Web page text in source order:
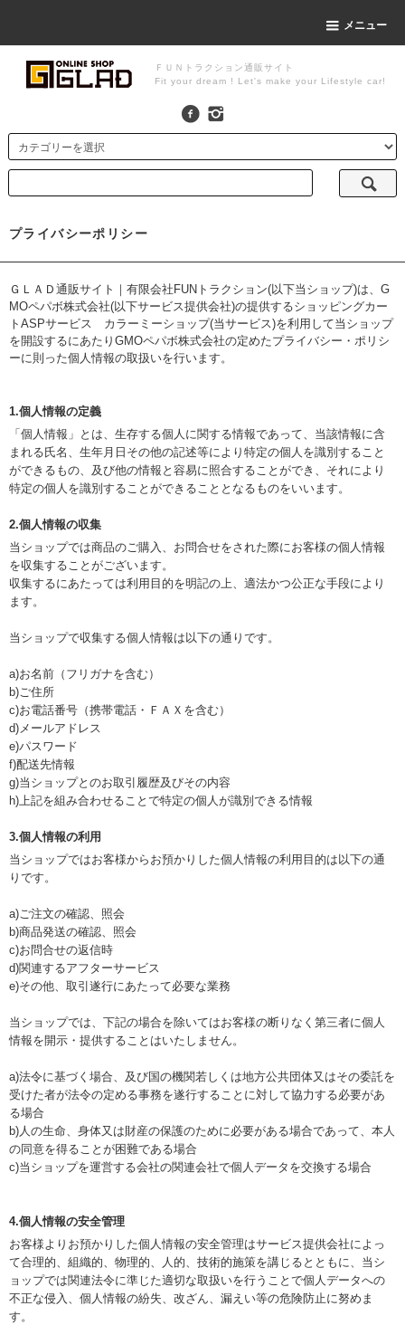
メニュー
ＦＵＮトラクション通販サイト
Fit your dream ! Let's make your Lifestyle car!
プライバシーポリシー
ＧＬＡＤ通販サイト｜有限会社FUNトラクション(以下当ショップ)は、 G
MOペパボ株式会社(以下サービス提供会社)の提供するショッピングカー
トASPサービス カラーミーショップ(当サービス)を利用して当ショップ
を開設するにあたりGMOペパボ株式会社の定めたプライバシー・ポリシ
ーに則った個人情報の取扱いを行います。
1.個人情報の定義
「個人情報」とは、生存する個人に関する情報であって、当該情報に含
まれる氏名、生年月日その他の記述等により特定の個人を識別すること
ができるもの、及び他の情報と容易に照合することができ、それにより
特定の個人を識別することができることとなるものをいいます。
2.個人情報の収集
当ショップでは商品のご購入、お問合せをされた際にお客様の個人情報
を収集することがございます。
収集するにあたっては利用目的を明記の上、適法かつ公正な手段により
ます。
当ショップで収集する個人情報は以下の通りです。
a)お名前（フリガナを含む）
b)ご住所
c)お電話番号（携帯電話・ＦＡＸを含む）
d)メールアドレス
e)パスワード
f)配送先情報
g)当ショップとのお取引履歴及びその内容
h)上記を組み合わせることで特定の個人が識別できる情報
3.個人情報の利用
当ショップではお客様からお預かりした個人情報の利用目的は以下の通
りです。
a)ご注文の確認、照会
b)商品発送の確認、照会
c)お問合せの返信時
d)関連するアフターサービス
e)その他、取引遂行にあたって必要な業務
当ショップでは、下記の場合を除いてはお客様の断りなく第三者に個人
情報を開示・提供することはいたしません。
a)法令に基づく場合、及び国の機関若しくは地方公共団体又はその委託を
受けた者が法令の定める事務を遂行することに対して協力する必要があ
る場合
b)人の生命、身体又は財産の保護のために必要がある場合であって、本人
の同意を得ることが困難である場合
c)当ショップを運営する会社の関連会社で個人データを交換する場合
4.個人情報の安全管理
お客様よりお預かりした個人情報の安全管理はサービス提供会社によっ
て合理的、組織的、物理的、人的、技術的施策を講じるとともに、当シ
ョップでは関連法令に準じた適切な取扱いを行うことで個人データへの
不正な侵入、個人情報の紛失、改ざん、漏えい等の危険防止に努めま
す。